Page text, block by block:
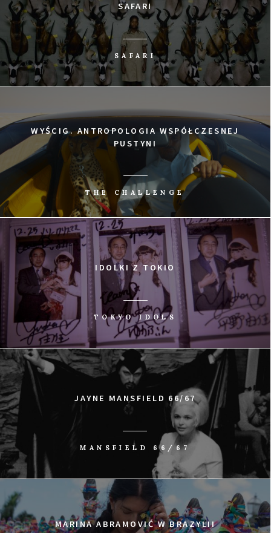
SAFARI
SAFARI
WYŚCIG. ANTROPOLOGIA WSPÓŁCZESNEJ
PUSTYNI
THE CHALLENGE
IDOLKI Z TOKIO
TOKYO IDOLS
JAYNE MANSFIELD 66/67
MANSFIELD 66/67
MARINA ABRAMOVIĆ W BRAZYLII